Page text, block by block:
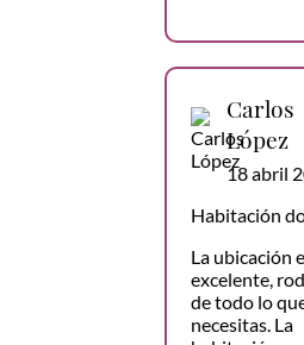
Carlos
López
18 abril
Habitación
La ubicación
excelente,
de todo lo
necesitas. La